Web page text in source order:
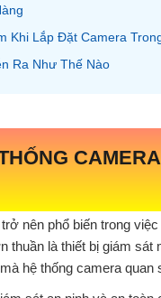
Khi Lắp Đặt Camera
Ra Như Thế Nào
nên phổ biến trong
thuần là thiết bị giám
hệ thống camera quan